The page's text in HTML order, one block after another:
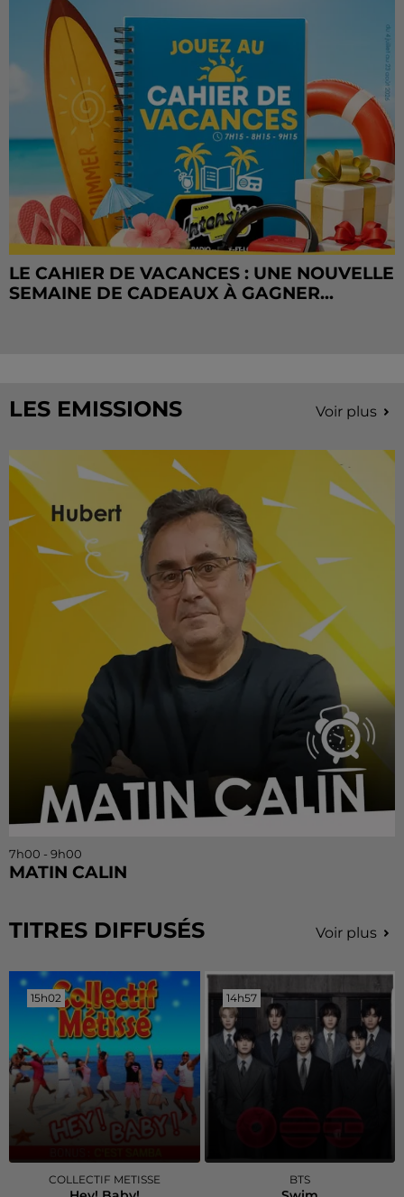
LE CAHIER DE VACANCES : UNE NOUVELLE
SEMAINE DE CADEAUX À GAGNER...
LES EMISSIONS Voir plus
7h00 - 9h00
MATIN CALIN
TITRES DIFFUSÉS Voir plus
15h02
15h02
COLLECTIF METISSE
14h57
14h57
BTS